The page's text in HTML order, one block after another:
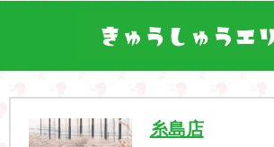
糸島店